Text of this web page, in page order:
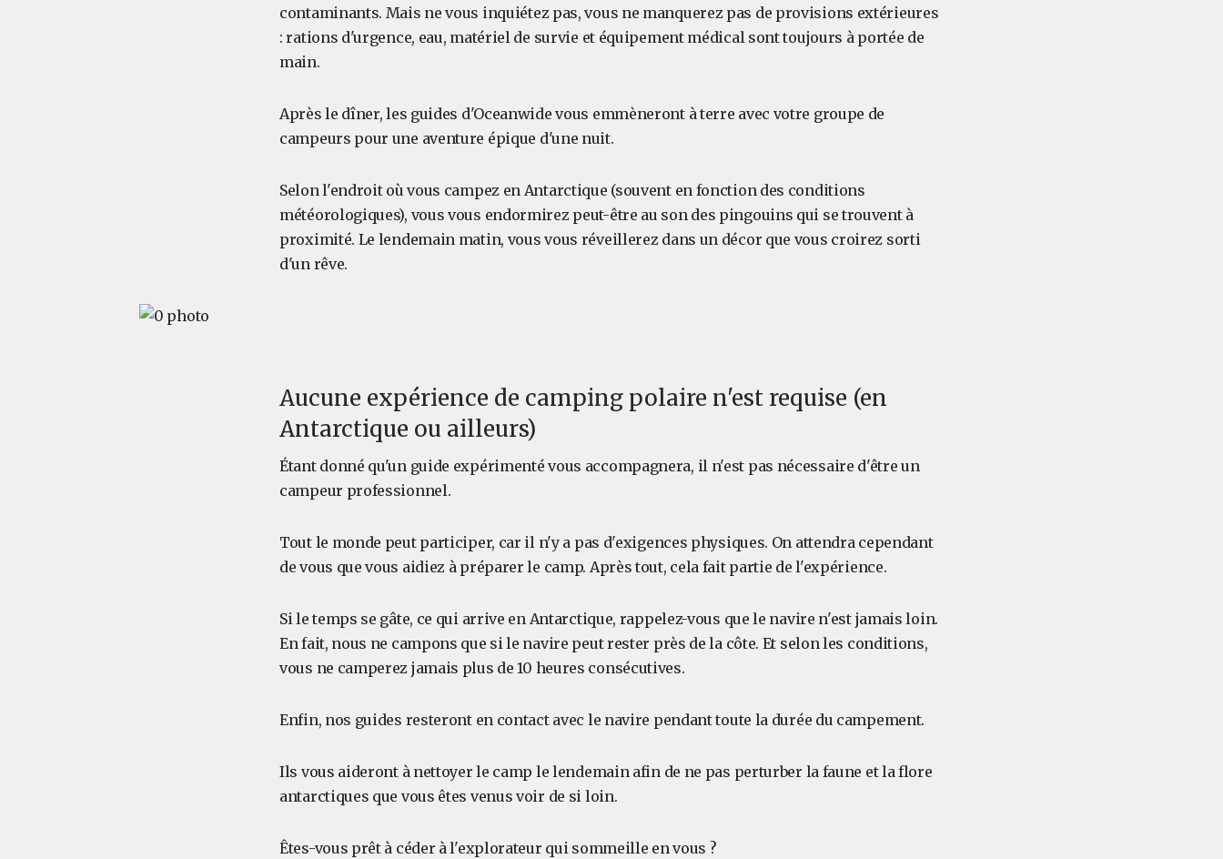
contaminants. Mais ne vous inquiétez pas, vous ne manquerez pas de provisions extérieures
: rations d'urgence, eau, matériel de survie et équipement médical sont toujours à portée de
main.
Après le dîner, les guides d'Oceanwide vous emmèneront à terre avec votre groupe de
campeurs pour une aventure épique d'une nuit.
Selon l'endroit où vous campez en Antarctique (souvent en fonction des conditions
météorologiques), vous vous endormirez peut-être au son des pingouins qui se trouvent à
proximité. Le lendemain matin, vous vous réveillerez dans un décor que vous croirez sorti
d'un rêve.
Aucune expérience de camping polaire n'est requise (en
Antarctique ou ailleurs)
Étant donné qu'un guide expérimenté vous accompagnera, il n'est pas nécessaire d'être un
campeur professionnel.
Tout le monde peut participer, car il n'y a pas d'exigences physiques. On attendra cependant
de vous que vous aidiez à préparer le camp. Après tout, cela fait partie de l'expérience.
Si le temps se gâte, ce qui arrive en Antarctique, rappelez-vous que le navire n'est jamais loin.
En fait, nous ne campons que si le navire peut rester près de la côte. Et selon les conditions,
vous ne camperez jamais plus de 10 heures consécutives.
Enfin, nos guides resteront en contact avec le navire pendant toute la durée du campement.
Ils vous aideront à nettoyer le camp le lendemain afin de ne pas perturber la faune et la flore
antarctiques que vous êtes venus voir de si loin.
Êtes-vous prêt à céder à l'explorateur qui sommeille en vous ?